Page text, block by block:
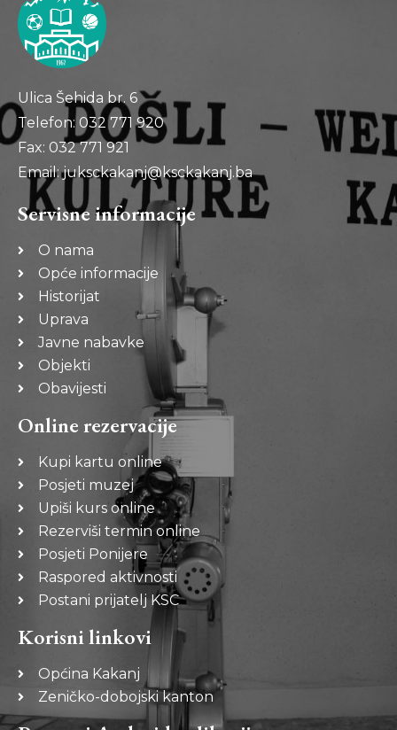
Ulica Šehida br. 6
Telefon: 032 771 920
Fax: 032 771 921
Email: juksckakanj@ksckakanj.ba
Servisne informacije
O nama
Opće informacije
Historijat
Uprava
Javne nabavke
Objekti
Obavijesti
Online rezervacije
Kupi kartu online
Posjeti muzej
Upiši kurs online
Rezerviši termin online
Posjeti Ponijere
Raspored aktivnosti
Postani prijatelj KSC
Korisni linkovi
Općina Kakanj
Zeničko-dobojski kanton